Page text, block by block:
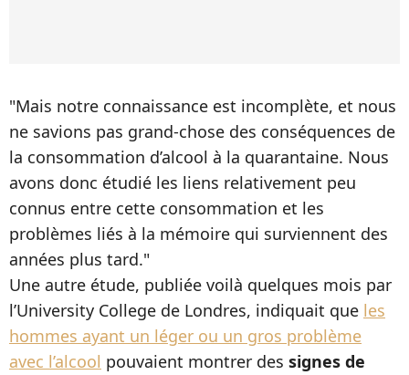
"Mais notre connaissance est incomplète, et nous
ne savions pas grand-chose des conséquences de
la consommation d’alcool à la quarantaine. Nous
avons donc étudié les liens relativement peu
connus entre cette consommation et les
problèmes liés à la mémoire qui surviennent des
années plus tard."
Une autre étude, publiée voilà quelques mois par
l’University College de Londres, indiquait que les
hommes ayant un léger ou un gros problème
avec l’alcool pouvaient montrer des signes de